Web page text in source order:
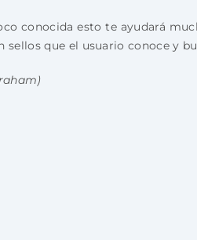
conocida esto te ayudará
que el usuario conoce y